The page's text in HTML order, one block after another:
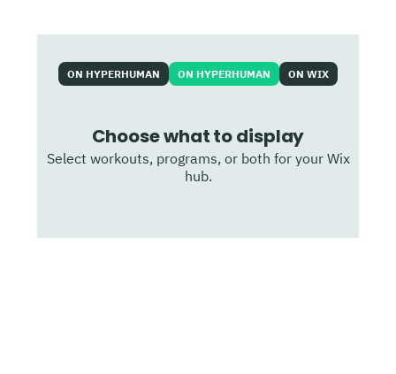
ON HYPERHUMAN ON HYPERHUMAN
Choose what to display
Select workouts, programs, or both for your Wix
hub.
ON WIX